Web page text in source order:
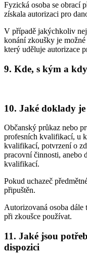
Fyzická osoba se obrací
získala autorizaci pro
V případě jakýchkoliv
konání zkoušky je možné
který uděluje autorizace
9. Kde, s kým a
10. Jaké doklady
Občanský průkaz nebo
profesních kvalifikací, u
kvalifikací, potvrzení o
pracovní činnosti, anebo
kvalifikací.
Pokud uchazeč
připuštěn.
Autorizovaná osoba dále
při zkoušce používat.
11. Jaké jsou
dispozici